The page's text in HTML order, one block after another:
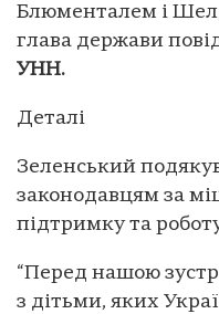
Блюменталем і
глава держави
УНН.
Деталі
Зеленський
законодавцям за
підтримку та
“Перед нашою
з дітьми, яких